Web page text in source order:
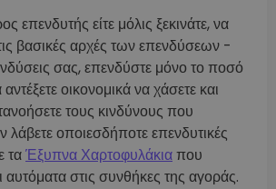
επενδυτής είτε μόλις ξεκινάτε, να
βασικές αρχές των επενδύσεων -
σας, επενδύστε μόνο το ποσό
οικονομικά να χάσετε και
τους κινδύνους που
λάβετε οποιεσδήποτε επενδυτικές
ταΈξυπνα Χαρτοφυλάκιαπου
στις συνθήκες της αγοράς.